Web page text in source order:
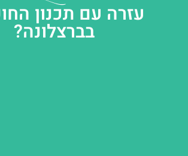
עזרה עם תכנון
בברצלונה?